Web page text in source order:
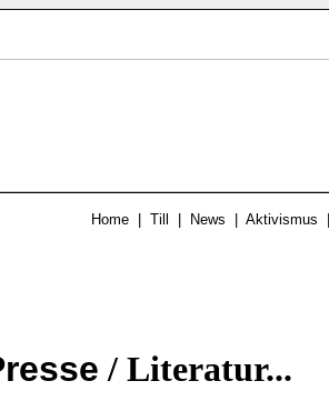
Home Till News Aktivismus
/ Literatur...